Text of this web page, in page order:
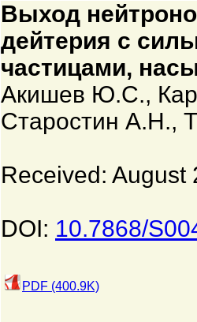
Выход
дейтерия с
частицами,
Акишев Ю.С.,
Старостин А.Н.,
Received: August
DOI: 10.7868/
PDF (400.9K)